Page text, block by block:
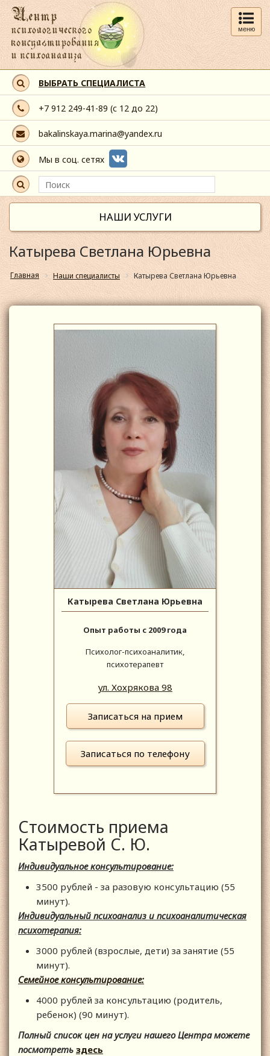
меню
ВЫБРАТЬ СПЕЦИАЛИСТА
+7 912 249-41-89 (с 12 до 22)
bakalinskaya.marina@yandex.ru
Мы в соц. сетях
НАШИ УСЛУГИ
Катырева Светлана Юрьевна
Главная Наши специалисты Катырева Светлана Юрьевна
Катырева Светлана Юрьевна
Опыт работы с 2009 года
Психолог-психоаналитик,
психотерапевт
ул. Хохрякова 98
Записаться на прием
Записаться по телефону
Стоимость приема
Катыревой С. Ю.
Индивидуальное консультирование:
3500 рублей - за разовую консультацию (55
минут).
Индивидуальный психоанализ и психоаналитическая
психотерапия:
3000 рублей (взрослые, дети) за занятие (55
минут).
Семейное консультирование:
4000 рублей за консультацию (родитель,
ребенок) (90 минут).
Полный список цен на услуги нашего Центра можете
посмотреть здесь